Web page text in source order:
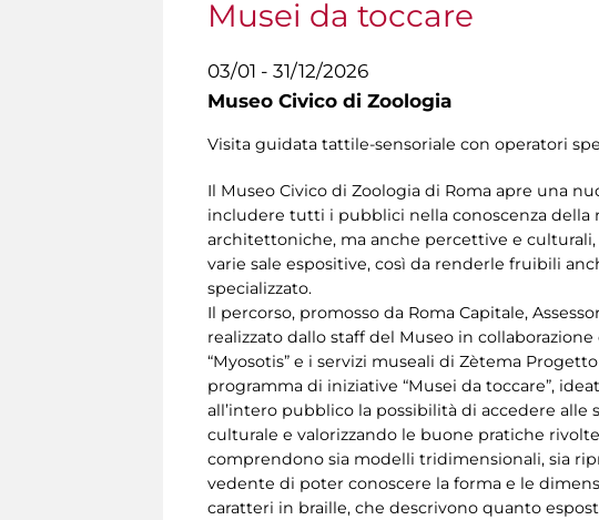
Musei da toccare
03/01 - 31/12/2026
Museo Civico di Zoologia
Visita guidata tattile-sensoriale con operatori
Il Museo Civico di Zoologia di Roma apre una
includere tutti i pubblici nella conoscenza della
architettoniche, ma anche percettive e
varie sale espositive, così da renderle fruibili
specializzato.
Il percorso, promosso da Roma Capitale,
realizzato dallo staff del Museo in
“Myosotis” e i servizi museali di Zètema
programma di iniziative “Musei da toccare”,
all’intero pubblico la possibilità di accedere
culturale e valorizzando le buone pratiche
comprendono sia modelli tridimensionali, sia
vedente di poter conoscere la forma e le
caratteri in braille, che descrivono quanto